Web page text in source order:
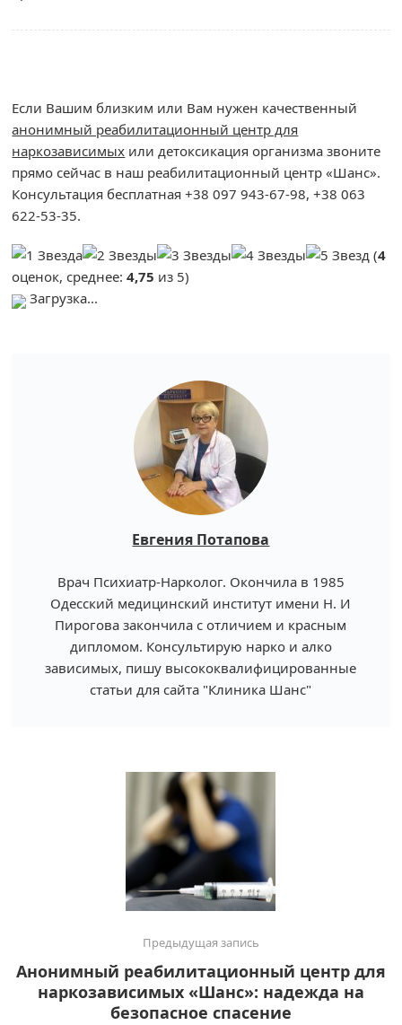
Если Вашим близким или Вам нужен качественный
анонимный реабилитационный центр для
наркозависимых или детоксикация организма звоните
прямо сейчас в наш реабилитационный центр «Шанс».
Консультация бесплатная +38 097 943-67-98, +38 063
622-53-35.
(4
оценок, среднее:4,75 из 5)
Загрузка...
Евгения Потапова
Врач Психиатр-Нарколог. Окончила в 1985
Одесский медицинский институт имени Н. И
Пирогова закончила с отличием и красным
дипломом. Консультирую нарко и алко
зависимых, пишу высококвалифицированные
статьи для сайта "Клиника Шанс"
Предыдущая запись
Анонимный реабилитационный центр для
наркозависимых «Шанс»: надежда на
безопасное спасение